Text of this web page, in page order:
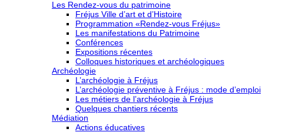
Les Rendez-vous du patrimoine
Fréjus Ville d’art et d’Histoire
Programmation «Rendez-vous Fréjus»
Les manifestations du Patrimoine
Conférences
Expositions récentes
Colloques historiques et archéologiques
Archéologie
L’archéologie à Fréjus
L’archéologie préventive à Fréjus : mode d’emploi
Les métiers de l’archéologie à Fréjus
Quelques chantiers récents
Médiation
Actions éducatives